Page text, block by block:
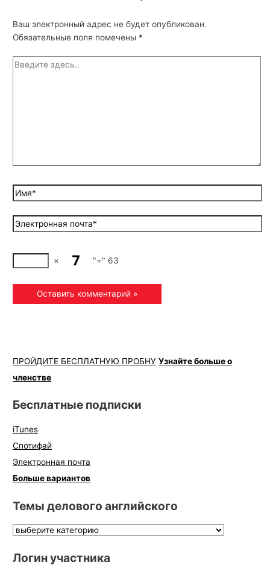
Ваш электронный адрес не будет опубликован.
Обязательные поля помечены *
× "=" 63
ПРОЙДИТЕ БЕСПЛАТНУЮ ПРОБНУ Узнайте больше о
членстве
Бесплатные подписки
iTunes
Спотифай
Электронная почта
Больше вариантов
Темы делового английского
Логин участника